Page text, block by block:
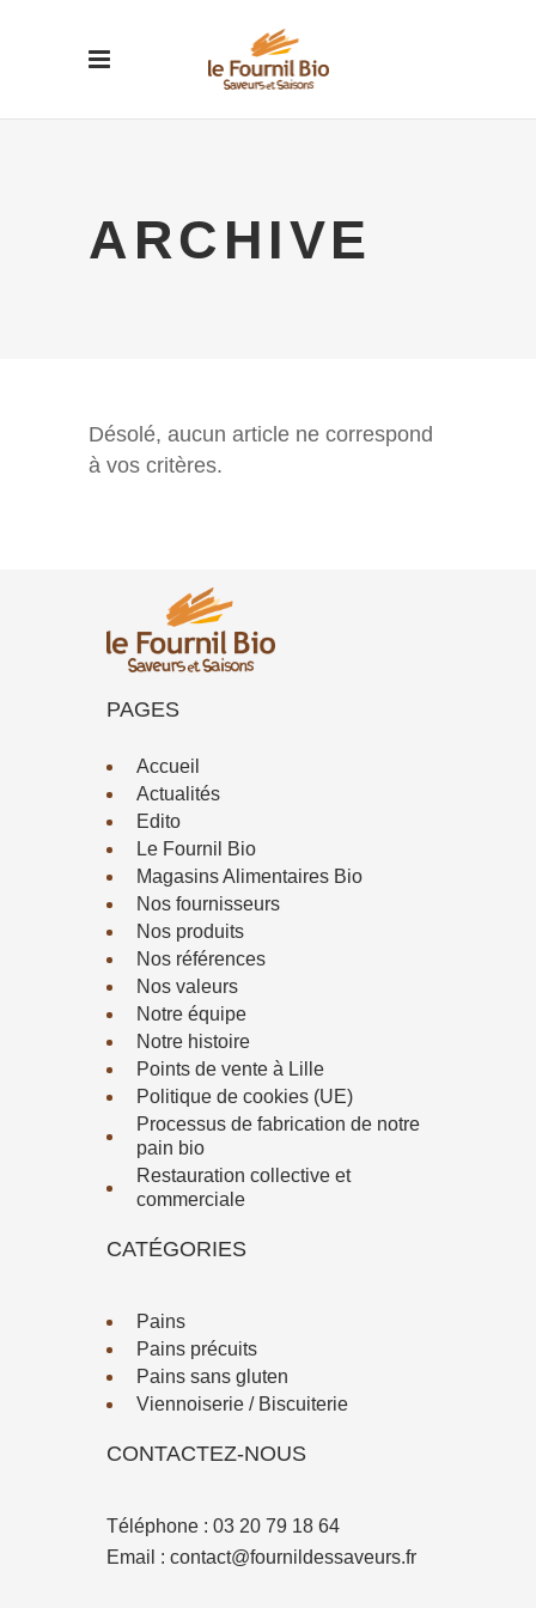
ARCHIVE
Désolé, aucun article ne correspond
à vos critères.
PAGES
Accueil
Actualités
Edito
Le Fournil Bio
Magasins Alimentaires Bio
Nos fournisseurs
Nos produits
Nos références
Nos valeurs
Notre équipe
Notre histoire
Points de vente à Lille
Politique de cookies (UE)
Processus de fabrication de notre
pain bio
Restauration collective et
commerciale
CATÉGORIES
Pains
Pains précuits
Pains sans gluten
Viennoiserie / Biscuiterie
CONTACTEZ-NOUS
Téléphone : 03 20 79 18 64
Email : contact@fournildessaveurs.fr